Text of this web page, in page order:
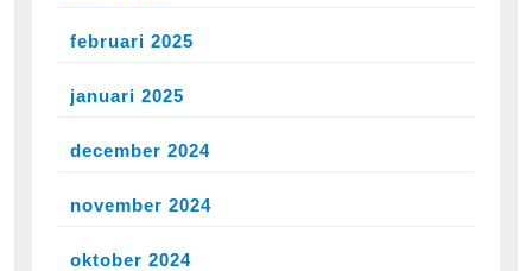
februari 2025
januari 2025
december 2024
november 2024
oktober 2024